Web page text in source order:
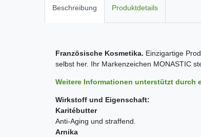
Beschreibung Produktdetails
Französische Kosmetika. Einzigartige
selbst her. Ihr Markenzeichen MONASTIC
Weitere Informationen unterstützt durch
Wirkstoff und Eigenschaft:
Karitébutter
Anti-Aging und straffend.
Arnika